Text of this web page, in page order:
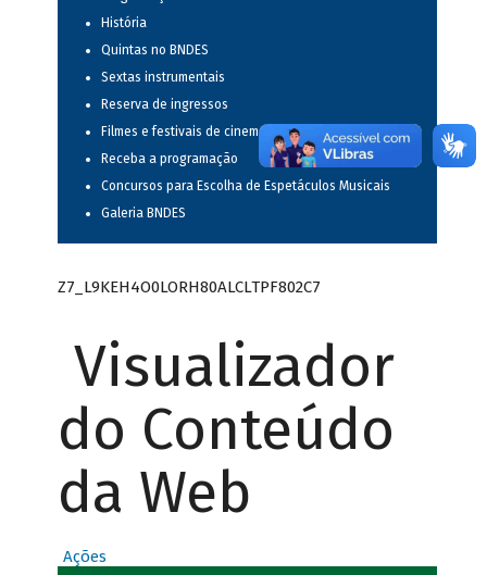
História
Quintas no BNDES
Sextas instrumentais
Reserva de ingressos
Filmes e festivais de cinema
Receba a programação
Concursos para Escolha de Espetáculos Musicais
Galeria BNDES
Z7_L9KEH4O0LORH80ALCLTPF802C7
Visualizador
do Conteúdo
da Web
Ações